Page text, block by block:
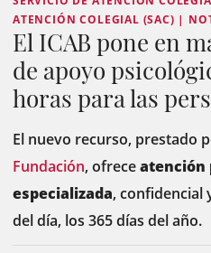
ATENCIÓN COLEGIAL (SAC) |
El ICAB pone en
de apoyo
horas para las
El nuevo recurso, prestado
Fundación, ofreceatención
especializada, confidencial
del día, los 365 días del año.